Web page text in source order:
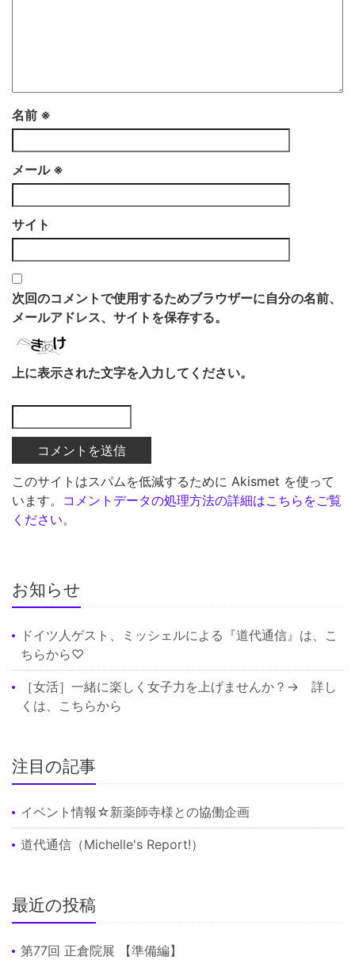
名前 ※
メール ※
サイト
次回のコメントで使用するためブラウザーに自分の名前、
メールアドレス、サイトを保存する。
上に表示された文字を入力してください。
このサイトはスパムを低減するために Akismet を使って
います。 コメントデータの処理方法の詳細はこちらをご覧
ください。
お知らせ
ドイツ人ゲスト、ミッシェルによる『道代通信』は、 こ
ちらから♡
［女活］一緒に楽しく女子力を上げませんか？→ 詳し
くは、 こちらから
注目の記事
イベント情報☆新薬師寺様との協働企画
道代通信（Michelle's Report!）
最近の投稿
第77回 正倉院展 【準備編】